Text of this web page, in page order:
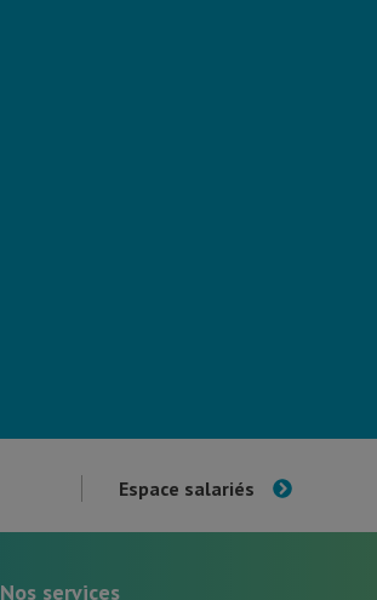
Espace salariés
Nos services